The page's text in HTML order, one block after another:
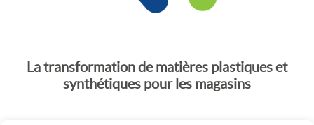
La transformation de matières plastiques et
synthétiques pour les magasins